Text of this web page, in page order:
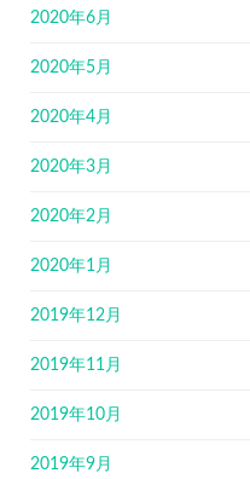
2020年6月
2020年5月
2020年4月
2020年3月
2020年2月
2020年1月
2019年12月
2019年11月
2019年10月
2019年9月